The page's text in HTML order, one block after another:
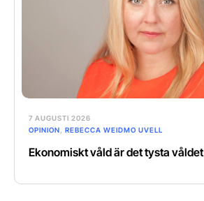
7 AUGUSTI 2026
OPINION
REBECCA WEIDMO UVELL
Ekonomiskt våld är det tysta våldet